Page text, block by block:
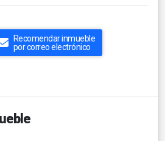
Recomendar inmueble
por correo electrónico